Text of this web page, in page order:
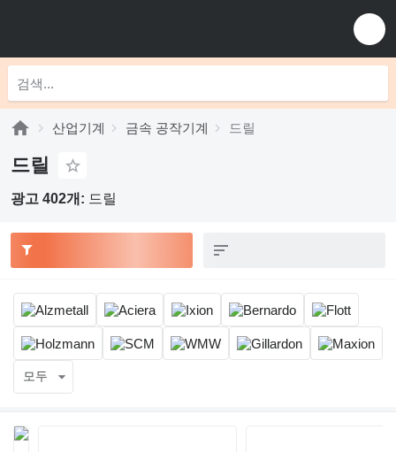
산업기계 금속 공작기계 드릴
드릴
광고 402개: 드릴
모두